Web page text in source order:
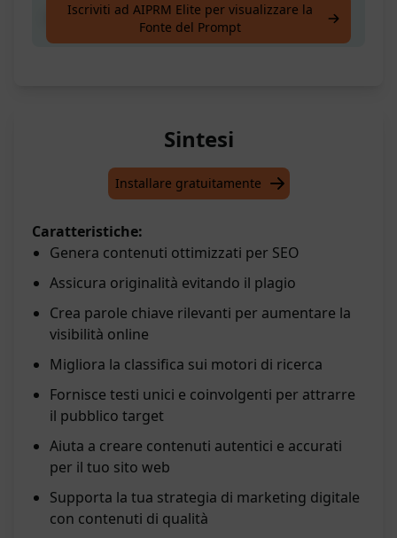
Crea una Parola Chiave
Iscriviti ad AIPRM Elite per visualizzare la
Fonte del Prompt
Sintesi
Installare gratuitamente
Caratteristiche:
Genera contenuti ottimizzati per SEO
Assicura originalità evitando il plagio
Crea parole chiave rilevanti per aumentare la
visibilità online
Migliora la classifica sui motori di ricerca
Fornisce testi unici e coinvolgenti per attrarre
il pubblico target
Aiuta a creare contenuti autentici e accurati
per il tuo sito web
Supporta la tua strategia di marketing digitale
con contenuti di qualità